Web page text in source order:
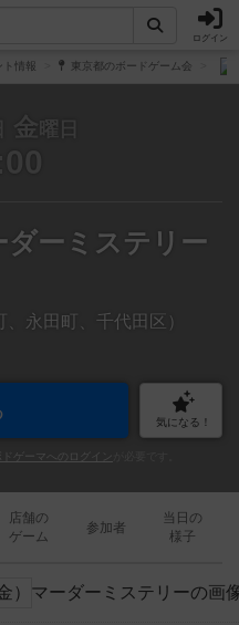
ログイン
情報 東京都のボードゲーム会
金 曜日
ダーミステリー
永田町、千代田区）
気になる！
ドゲーマへのログイン
店舗の
ゲーム
参加者
当日の
様子